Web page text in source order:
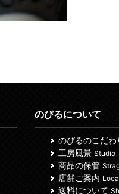
のびるについて
のびるのこだわ
工房風景 Studio
商品の保管
店舗ご案内
送料について